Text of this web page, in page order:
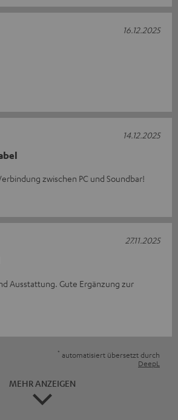
16.12.2025
zwischen PC und Soundbar!
14.12.2025
Ausstattung. Gute Ergänzung zur
27.11.2025
* automatisiert übersetzt durch
DeepL
MEHR ANZEIGEN